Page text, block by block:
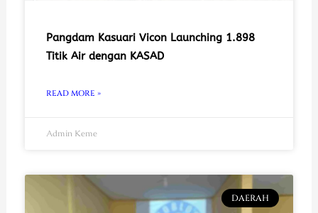
Pangdam Kasuari Vicon Launching 1.898
Titik Air dengan KASAD
READ MORE »
Admin Keme
DAERAH